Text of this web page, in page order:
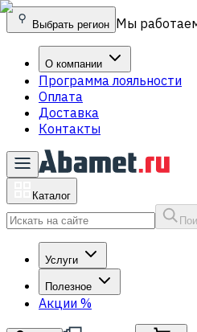
Выбрать регион Мы
О компании
Программа лояльности
Оплата
Доставка
Контакты
Каталог
Услуги
Полезное
Акции %